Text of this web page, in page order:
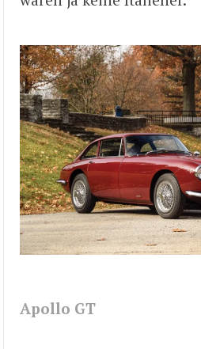
Apollo GT